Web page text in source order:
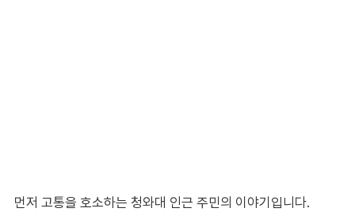
먼저 고통을 호소하는 청와대 인근 주민의 이야기입니다.